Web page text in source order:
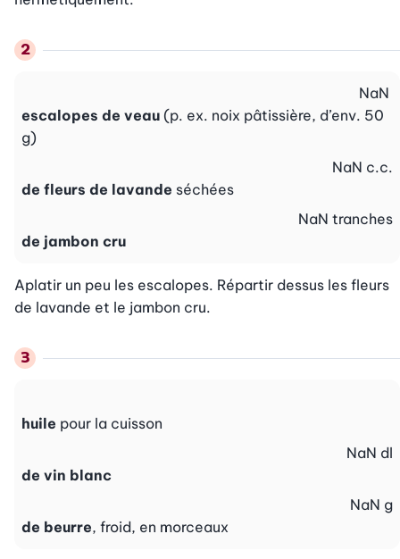
escalopes de veau (p. ex. noix pâtissière, d’env. 50
g)
NaN
de fleurs de lavande séchées
NaN c.c.
de jambon cru
NaN tranches
Aplatir un peu les escalopes. Répartir dessus les fleurs
de lavande et le jambon cru.
huile pour la cuisson
de vin blanc
NaN dl
de beurre, froid, en morceaux
NaN g